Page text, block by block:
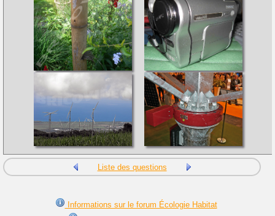
Liste des questions
Informations sur le forum Écologie Habitat